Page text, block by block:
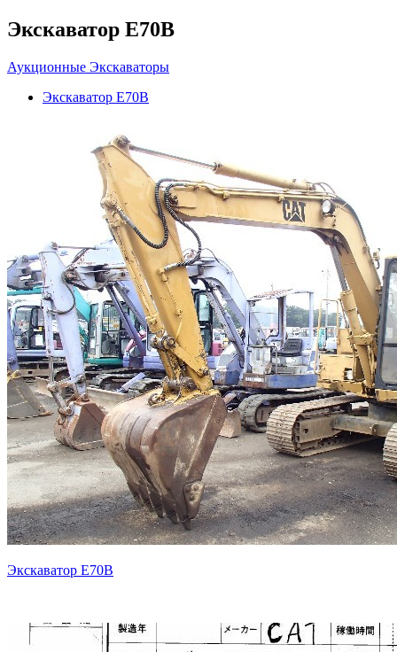
Экскаватор E70B
Аукционные Экскаваторы
Экскаватор E70B
Экскаватор E70B